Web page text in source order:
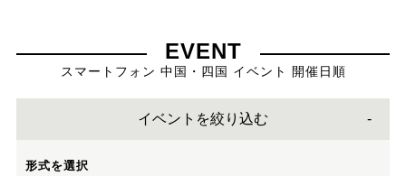
EVENT
スマートフォン 中国・四国 イベント 開催日順
イベントを絞り込む
形式を選択